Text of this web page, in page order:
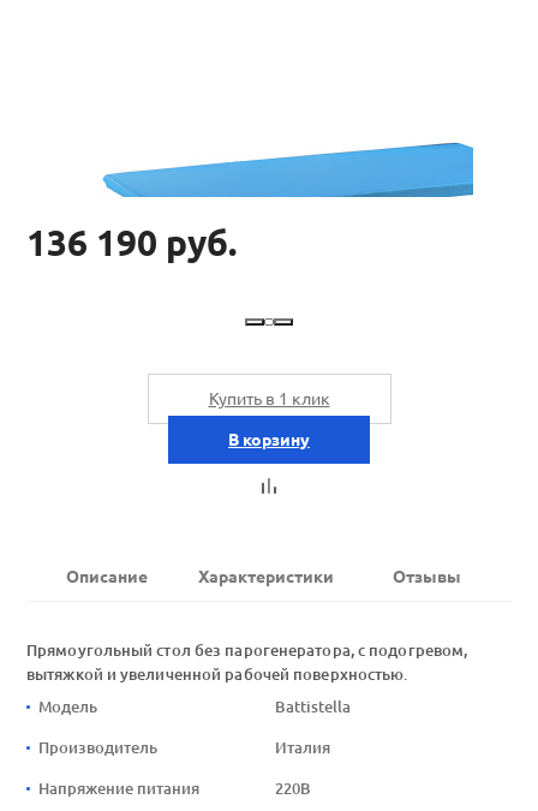
136 190 руб.
Купить в 1 клик
В корзину
Описание Характеристики Отзывы
Прямоугольный стол без парогенератора, с подогревом,
вытяжкой и увеличенной рабочей поверхностью.
Модель
Battistella
Производитель Италия
Напряжение питания 220В